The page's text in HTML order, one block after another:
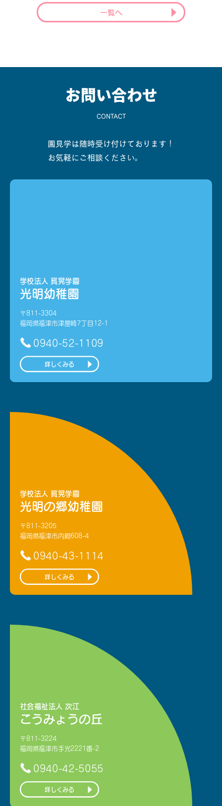
一覧へ
CONTACT
園見学は随時受け付けております！
お気軽にご相談ください。
学校法人 寳晃学園
光明幼稚園
〒811-3304
福岡県福津市津屋崎7丁目12-1
0940-52-1109
詳しくみる
学校法人 寳晃学園
光明の郷幼稚園
〒811-3205
福岡県福津市内殿608-4
0940-43-1114
詳しくみる
社会福祉法人 次江
こうみょうの丘
〒811-3224
福岡県福津市手光2221番-2
0940-42-5055
詳しくみる